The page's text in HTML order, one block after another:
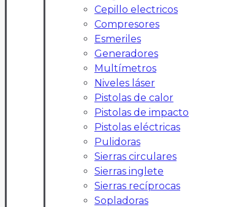
Cepillo electricos
Compresores
Esmeriles
Generadores
Multímetros
Niveles láser
Pistolas de calor
Pistolas de impacto
Pistolas eléctricas
Pulidoras
Sierras circulares
Sierras inglete
Sierras recíprocas
Sopladoras